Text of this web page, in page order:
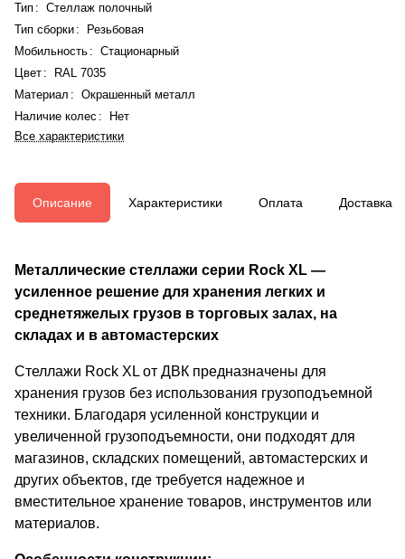
Тип : Стеллаж полочный
Тип сборки:
Резьбовая
Мобильность : Стационарный
Цвет :
RAL 7035
Материал : Окрашенный металл
Наличие колес :
Нет
Все характеристики
Описание Характеристики Оплата Доставка
Металлические стеллажи серии Rock XL —
усиленное решение для хранения легких и
среднетяжелых грузов в торговых залах, на
складах и в автомастерских
Стеллажи Rock XL от ДВК предназначены для
хранения грузов без использования грузоподъемной
техники. Благодаря усиленной конструкции и
увеличенной грузоподъемности, они подходят для
магазинов, складских помещений, автомастерских и
других объектов, где требуется надежное и
вместительное хранение товаров, инструментов или
материалов.